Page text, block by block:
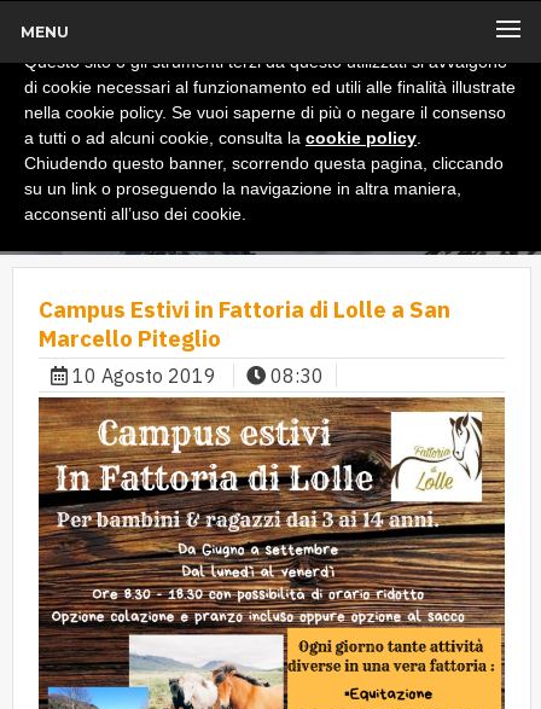
MENU
Campus Estivi in Fattoria di Lolle a San
Marcello Piteglio
10 Agosto 2019 08:30
x
Informativa
Questo sito o gli strumenti terzi da questo utilizzati si avvalgono
di cookie necessari al funzionamento ed utili alle finalità illustrate
nella cookie policy. Se vuoi saperne di più o negare il consenso
a tutti o ad alcuni cookie, consulta la cookie policy
Chiudendo questo banner, scorrendo questa pagina, cliccando
su un link o proseguendo la navigazione in altra maniera,
acconsenti all’uso dei cookie.